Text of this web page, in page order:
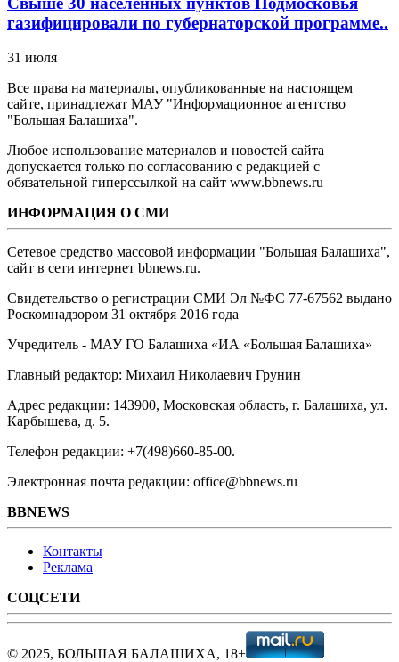
газифицировали по губернаторской программе..
31 июля
Все права на материалы, опубликованные на настоящем
сайте, принадлежат МАУ "Информационное агентство
"Большая Балашиха".
Любое использование материалов и новостей сайта
допускается только по согласованию с редакцией с
обязательной гиперссылкой на сайт www.bbnews.ru
ИНФОРМАЦИЯ О СМИ
Сетевое средство массовой информации "Большая Балашиха",
сайт в сети интернет bbnews.ru.
Свидетельство о регистрации СМИ Эл №ФС ‎77-67562 выдано
Роскомнадзором 31 октября 2016 года
Учредитель - МАУ ГО Балашиха «ИА «Большая Балашиха»
Главный редактор: Михаил Николаевич Грунин
Адрес редакции: 143900, Московская область, г. Балашиха, ул.
Карбышева, д. 5.
Телефон редакции: +7(498)660-85-00.
Электронная почта редакции: office@bbnews.ru
BBNEWS
Контакты
Реклама
СОЦСЕТИ
© 2025, БОЛЬШАЯ БАЛАШИХА, 18+